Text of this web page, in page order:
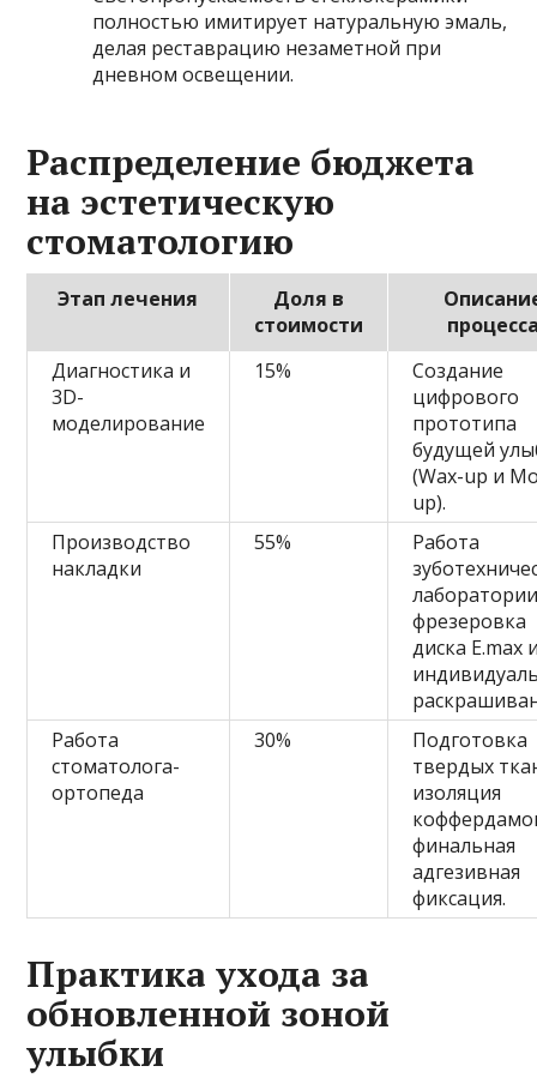
полностью имитирует натуральную эмаль,
делая реставрацию незаметной при
дневном освещении.
Распределение бюджета
на эстетическую
стоматологию
Этап лечения
Доля в
стоимости
Диагностика и
3D-
моделирование
15%
Создание
цифрового
прототипа
будущей
(Wax-up и
up).
Производство
накладки
55%
Работа
фрезеровка
диска E.max
Работа
стоматолога-
ортопеда
30%
Подготовка
твердых
изоляция
финальная
адгезивная
фиксация.
Практика ухода за
обновленной зоной
улыбки